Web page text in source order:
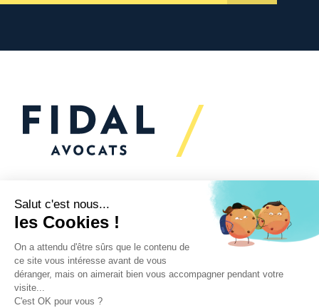
Vous souhaitez échanger
avec nous ?
Nous sommes
à votre écoute